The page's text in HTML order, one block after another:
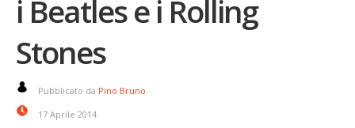
i Beatles e i Rolling
Stones
Pubblicato da Pino Bruno
17 Aprile 2014